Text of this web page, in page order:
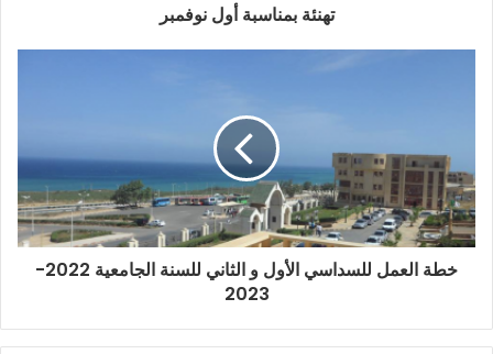
تهنئة بمناسبة أول نوفمبر
خطة العمل للسداسي الأول و الثاني للسنة الجامعية 2022-
2023